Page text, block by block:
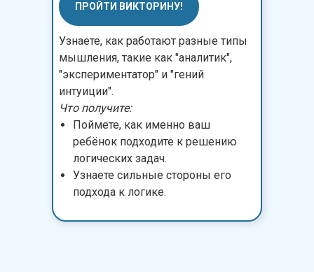
ПРОЙТИ ВИКТОРИНУ!
Узнаете, как работают разные типы
мышления, такие как "аналитик",
"экспериментатор" и "гений
интуиции".
Что получите:
Поймете, как именно ваш
ребёнок подходите к решению
логических задач.
Узнаете сильные стороны его
подхода к логике.